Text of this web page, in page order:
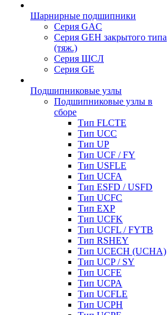
Шарнирные подшипники
Серия GAC
Серия GEH закрытого типа
(тяж.)
Серия ШСЛ
Серия GE
Подшипниковые узлы
Подшипниковые узлы в
сборе
Тип FLCTE
Тип UCC
Тип UP
Тип UCF / FY
Тип USFLE
Тип UCFA
Тип ESFD / USFD
Тип UCFC
Тип EXP
Тип UCFK
Тип UCFL / FYTB
Тип RSHEY
Тип UCECH (UCHA)
Тип UCP / SY
Тип UCFE
Тип UCPA
Тип UCFLE
Тип UCPH